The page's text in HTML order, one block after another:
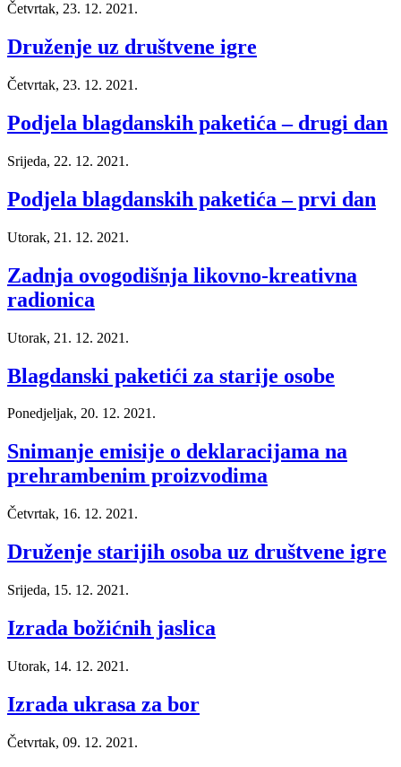
Četvrtak, 23. 12. 2021.
Druženje uz društvene igre
Četvrtak, 23. 12. 2021.
Podjela blagdanskih paketića – drugi dan
Srijeda, 22. 12. 2021.
Podjela blagdanskih paketića – prvi dan
Utorak, 21. 12. 2021.
Zadnja ovogodišnja likovno-kreativna
radionica
Utorak, 21. 12. 2021.
Blagdanski paketići za starije osobe
Ponedjeljak, 20. 12. 2021.
Snimanje emisije o deklaracijama na
prehrambenim proizvodima
Četvrtak, 16. 12. 2021.
Druženje starijih osoba uz društvene igre
Srijeda, 15. 12. 2021.
Izrada božićnih jaslica
Utorak, 14. 12. 2021.
Izrada ukrasa za bor
Četvrtak, 09. 12. 2021.